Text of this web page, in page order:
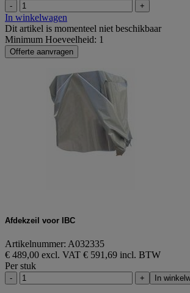
- +
In winkelwagen
Dit artikel is momenteel niet beschikbaar
Minimum Hoeveelheid: 1
Offerte aanvragen
Afdekzeil voor IBC
Artikelnummer: A032335
€ 489,00 excl. VAT € 591,69 incl. BTW
Per stuk
- + In